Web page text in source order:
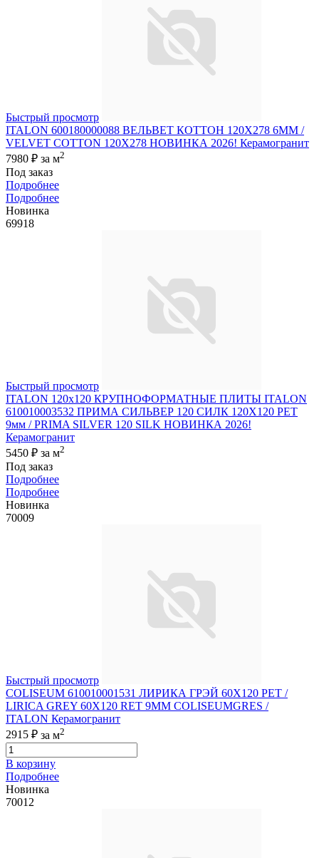
Быстрый просмотр
ITALON 600180000088 ВЕЛЬВЕТ КОТТОН 120X278 6ММ /
VELVET COTTON 120X278 НОВИНКА 2026! Керамогранит
7980 ₽ за м2
Под заказ
Подробнее
Подробнее
Новинка
69918
Быстрый просмотр
ITALON 120x120 КРУПНОФОРМАТНЫЕ ПЛИТЫ ITALON
610010003532 ПРИМА СИЛЬВЕР 120 СИЛК 120Х120 РЕТ
9мм / PRIMA SILVER 120 SILK НОВИНКА 2026!
Керамогранит
5450 ₽ за м2
Под заказ
Подробнее
Подробнее
Новинка
70009
Быстрый просмотр
COLISEUM 610010001531 ЛИРИКА ГРЭЙ 60X120 РЕТ /
LIRICA GREY 60X120 RET 9MM COLISEUMGRES /
ITALON Керамогранит
2915 ₽ за м2
В корзину
Подробнее
Новинка
70012